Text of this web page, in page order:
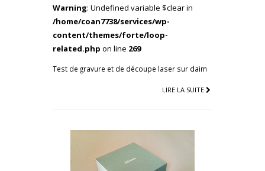
Warning: Undefined variable $clear in
/home/coan7738/services/wp-
content/themes/forte/loop-
related.php on line 269
Test de gravure et de découpe laser sur daim
LIRE LA SUITE